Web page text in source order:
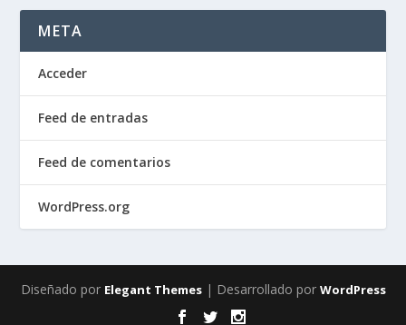
META
Acceder
Feed de entradas
Feed de comentarios
WordPress.org
Diseñado por Elegant Themes| Desarrollado por WordPress